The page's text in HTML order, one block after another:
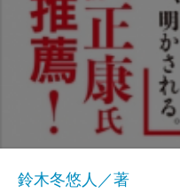
鈴木冬悠人／著